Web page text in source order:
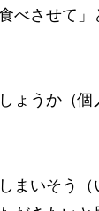
べさせて
ょうか（
まいそう